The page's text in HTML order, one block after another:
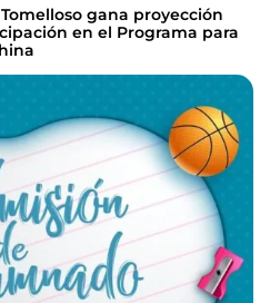
gana proyección
en el Programa para